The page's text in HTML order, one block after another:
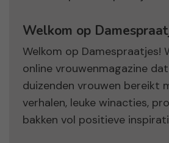
Welkom op
Welkom op Damespraatjes!
online vrouwenmagazine
duizenden vrouwen bereikt
verhalen, leuke winacties,
bakken vol positieve